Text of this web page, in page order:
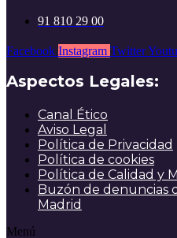
91 810 29 00
Facebook Instagram Twitter
Aspectos Legales:
Canal Ético
Aviso Legal
Política de Privacidad
Política de cookies
Política de Calidad y
Buzón de denuncias
Madrid
Menú